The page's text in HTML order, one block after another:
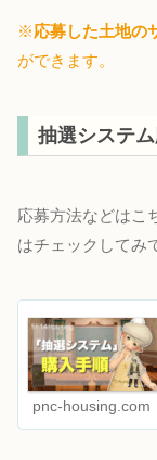
※応募した土地の
ができます。
抽選システ
応募方法などはこ
はチェックしてみ
pnc-housing.com